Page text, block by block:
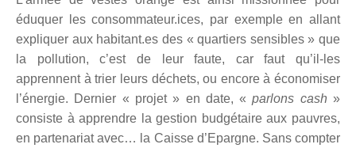
éduquer les consommateur.ices, par exemple en allant
expliquer aux habitant.es des « quartiers sensibles » que
la pollution, c’est de leur faute, car faut qu’il-les
apprennent à trier leurs déchets, ou encore à économiser
l’énergie. Dernier « projet » en date, «parlons cash »
consiste à apprendre la gestion budgétaire aux pauvres,
en partenariat avec… la Caisse d’Epargne. Sans compter